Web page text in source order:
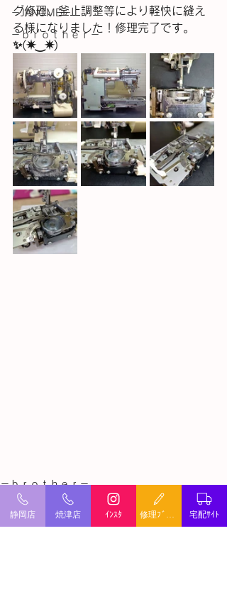
－JANOME－
－ｂｒｏｔｈｅｒ－
グ修理、釜止調整等により軽快に縫え
る様になりました！修理完了です。
✨(⁠✷⁠‿⁠✷⁠)
－ｂｒｏｔｈｅｒ－
最新記事 すべて表示
静岡店 焼津店 ｲﾝｽﾀ 宅配ｻｲﾄ